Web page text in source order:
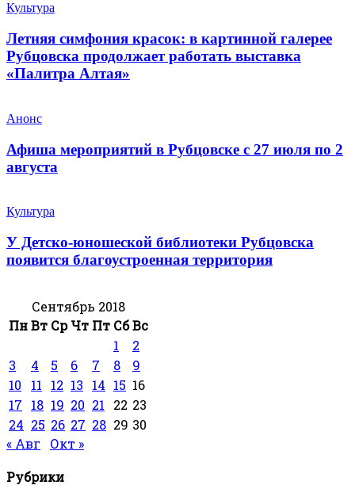
Культура
Летняя симфония красок: в картинной галерее
Рубцовска продолжает работать выставка
«Палитра Алтая»
Анонс
Афиша мероприятий в Рубцовске с 27 июля по 2
августа
Культура
У Детско-юношеской библиотеки Рубцовска
появится благоустроенная территория
Сентябрь 2018
ПнВт Ср Чт Пт СбВс
1
2
3
4 5 6 7 8
9
10
11 12 13 14 15 16
17
18 19 20 21 22 23
24 25 26 27 28 29 30
« Авг
Окт »
Рубрики